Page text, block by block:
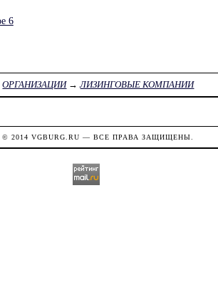
6
ОРГАНИЗАЦИИ→ЛИЗИНГОВЫЕ КОМПАНИИ
© 2014VGBURG.RU — ВСЕ ПРАВА ЗАЩИЩЕНЫ.